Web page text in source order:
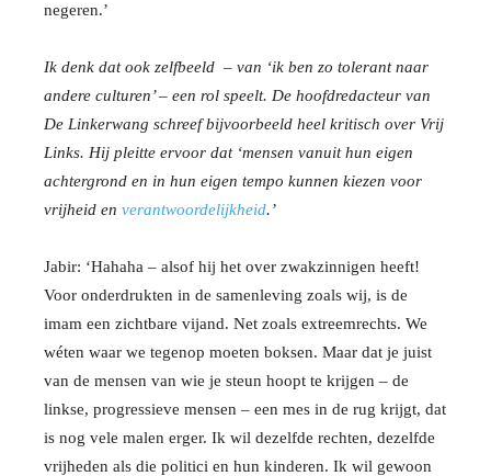
negeren.’
Ik denk dat ook zelfbeeld – van ‘ik ben zo tolerant naar
andere culturen’ – een rol speelt. De hoofdredacteur van
De Linkerwang schreef bijvoorbeeld heel kritisch over Vrij
Links. Hij pleitte ervoor dat ‘mensen vanuit hun eigen
achtergrond en in hun eigen tempo kunnen kiezen voor
vrijheid en verantwoordelijkheid.’
Jabir: ‘Hahaha – alsof hij het over zwakzinnigen heeft!
Voor onderdrukten in de samenleving zoals wij, is de
imam een zichtbare vijand. Net zoals extreemrechts. We
wéten waar we tegenop moeten boksen. Maar dat je juist
van de mensen van wie je steun hoopt te krijgen – de
linkse, progressieve mensen – een mes in de rug krijgt, dat
is nog vele malen erger. Ik wil dezelfde rechten, dezelfde
vrijheden als die politici en hun kinderen. Ik wil gewoon